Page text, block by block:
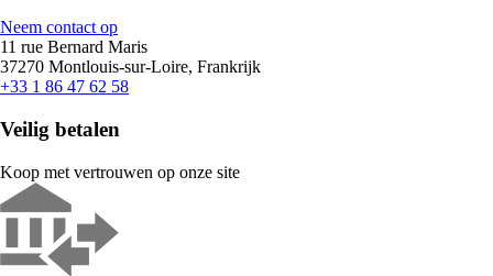
Neem contact op
11 rue Bernard Maris
37270 Montlouis-sur-Loire, Frankrijk
+33 1 86 47 62 58
Veilig betalen
Koop met vertrouwen op onze site